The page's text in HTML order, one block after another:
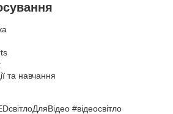
та навчання
#відеосвітло